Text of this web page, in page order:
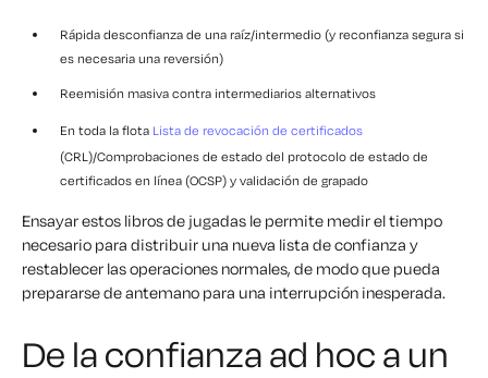
Rápida desconfianza de una raíz/intermedio (y reconfianza segura si
es necesaria una reversión)
Reemisión masiva contra intermediarios alternativos
En toda la flota Lista de revocación de certificados
(CRL)/Comprobaciones de estado del protocolo de estado de
certificados en línea (OCSP) y validación de grapado
Ensayar estos libros de jugadas le permite medir el tiempo
necesario para distribuir una nueva lista de confianza y
restablecer las operaciones normales, de modo que pueda
prepararse de antemano para una interrupción inesperada.
De la confianza ad hoc a un